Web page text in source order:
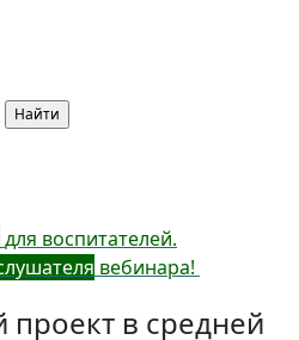
для воспитателей.
вебинара!
проект в средней